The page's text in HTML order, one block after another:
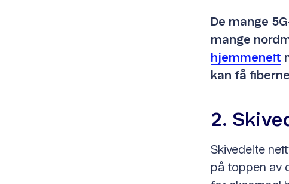
De mange
mange
hjemmenett
kan få
2.
Skivedelte
på toppen av